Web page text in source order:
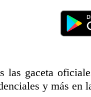
las gaceta
y más en